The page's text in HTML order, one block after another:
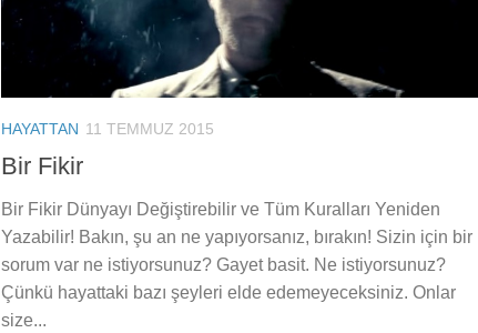
HAYATTAN 11 TEMMUZ 2015
Bir Fikir
Bir Fikir Dünyayı Değiştirebilir ve Tüm Kuralları Yeniden
Yazabilir! Bakın, şu an ne yapıyorsanız, bırakın! Sizin için bir
sorum var ne istiyorsunuz? Gayet basit. Ne istiyorsunuz?
Çünkü hayattaki bazı şeyleri elde edemeyeceksiniz. Onlar
size...